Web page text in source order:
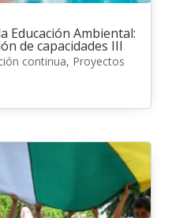
Educación Ambiental:
de capacidades III
continua, Proyectos